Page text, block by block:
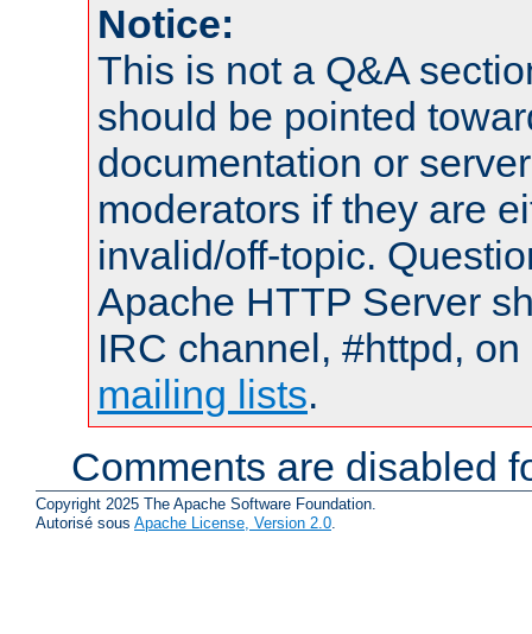
Notice:
This is not a Q&A
should be pointed
documentation or
moderators if they are
invalid/off-topic.
Apache HTTP Server
IRC channel, #httpd,
mailing lists.
Comments are disabled
Copyright 2025 The Apache Software Foundation.
Autorisé sous Apache License, Version 2.0